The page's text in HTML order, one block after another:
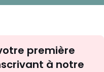
première
à notre